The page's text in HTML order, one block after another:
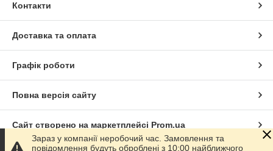
Контакти
Доставка та оплата
Графік роботи
Повна версія сайту
Сайт створено на маркетплейсі Prom.ua
Зараз у компанії неробочий час. Замовлення та
повідомлення будуть оброблені з 10:00 найближчого